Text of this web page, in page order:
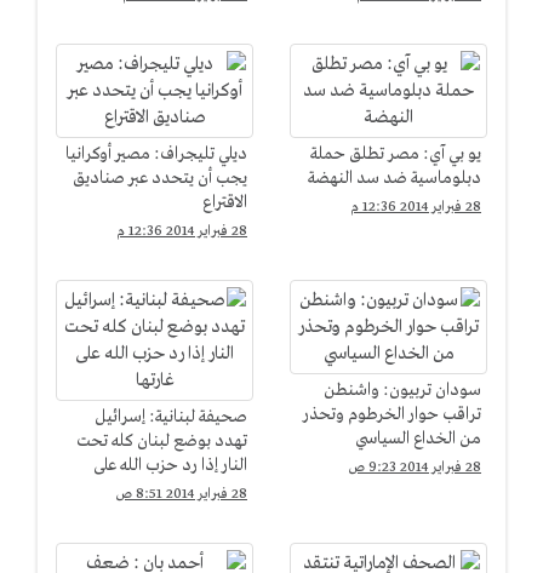
يو بي آي: مصر تطلق حملة
دبلوماسية ضد سد النهضة
28 فبراير 2014 12:36 م
ديلي تليجراف: مصير أوكرانيا
يجب أن يتحدد عبر صناديق
الاقتراع
28 فبراير 2014 12:36 م
سودان تربيون: واشنطن
تراقب حوار الخرطوم وتحذر
من الخداع السياسي
28 فبراير 2014 9:23 ص
صحيفة لبنانية: إسرائيل
تهدد بوضع لبنان كله تحت
النار إذا رد حزب الله على
غارتها
28 فبراير 2014 8:51 ص